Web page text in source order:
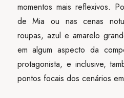
momentos mais reflexivos.
de Mia ou nas cenas
roupas, azul e amarelo
em algum aspecto da
protagonista, e inclusive,
pontos focais dos cenários